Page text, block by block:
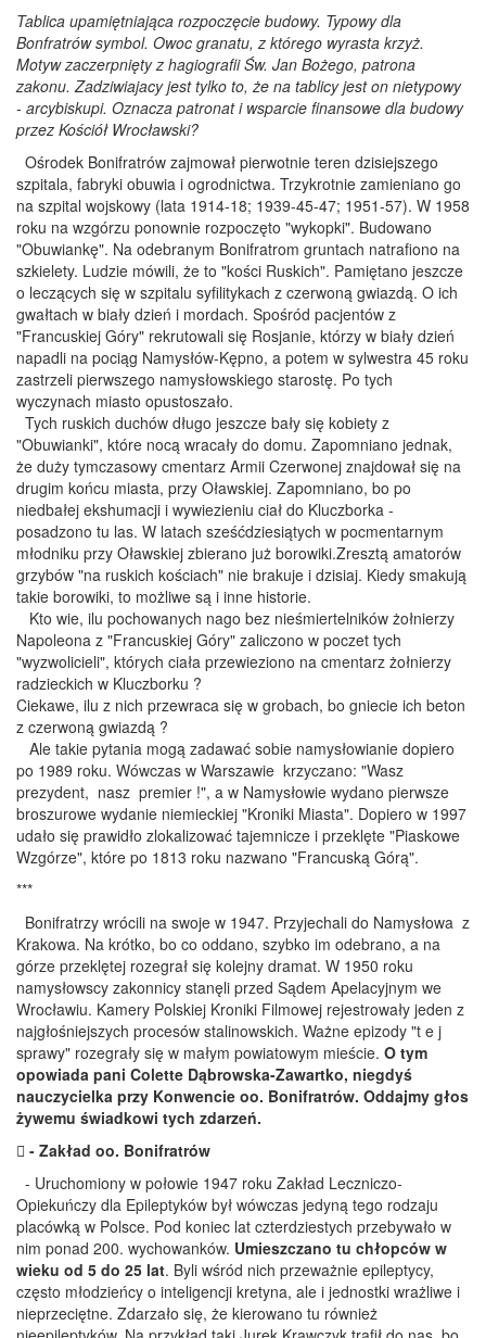
Tablica upamiętniająca rozpoczęcie budowy. Typowy dla
Bonfratrów symbol. Owoc granatu, z którego wyrasta krzyż.
Motyw zaczerpnięty z hagiografii Św. Jan Bożego, patrona
zakonu. Zadziwiajacy jest tylko to, że na tablicy jest on nietypowy
- arcybiskupi. Oznacza patronat i wsparcie finansowe dla budowy
przez Kościół Wrocławski?
Ośrodek Bonifratrów zajmował pierwotnie teren dzisiejszego
szpitala, fabryki obuwia i ogrodnictwa. Trzykrotnie zamieniano go
na szpital wojskowy (lata 1914-18; 1939-45-47; 1951-57). W 1958
roku na wzgórzu ponownie rozpoczęto "wykopki". Budowano
"Obuwiankę". Na odebranym Bonifratrom gruntach natrafiono na
szkielety. Ludzie mówili, że to "kości Ruskich". Pamiętano jeszcze
o leczących się w szpitalu syfilitykach z czerwoną gwiazdą. O ich
gwałtach w biały dzień i mordach. Spośród pacjentów z
"Francuskiej Góry" rekrutowali się Rosjanie, którzy w biały dzień
napadli na pociąg Namysłów-Kępno, a potem w sylwestra 45 roku
zastrzeli pierwszego namysłowskiego starostę. Po tych
wyczynach miasto opustoszało.
Tych ruskich duchów długo jeszcze bały się kobiety z
"Obuwianki", które nocą wracały do domu. Zapomniano jednak,
że duży tymczasowy cmentarz Armii Czerwonej znajdował się na
drugim końcu miasta, przy Oławskiej. Zapomniano, bo po
niedbałej ekshumacji i wywiezieniu ciał do Kluczborka -
posadzono tu las. W latach sześćdziesiątych w pocmentarnym
młodniku przy Oławskiej zbierano już borowiki.Zresztą amatorów
grzybów "na ruskich kościach" nie brakuje i dzisiaj. Kiedy smakują
takie borowiki, to możliwe są i inne historie.
Kto wie, ilu pochowanych nago bez nieśmiertelników żołnierzy
Napoleona z "Francuskiej Góry" zaliczono w poczet tych
"wyzwolicieli", których ciała przewieziono na cmentarz żołnierzy
radzieckich w Kluczborku ?
Ciekawe, ilu z nich przewraca się w grobach, bo gniecie ich beton
z czerwoną gwiazdą ?
Ale takie pytania mogą zadawać sobie namysłowianie dopiero
po 1989 roku. Wówczas w Warszawie krzyczano: "Wasz
prezydent, nasz premier !", a w Namysłowie wydano pierwsze
broszurowe wydanie niemieckiej "Kroniki Miasta". Dopiero w 1997
udało się prawidło zlokalizować tajemnicze i przeklęte "Piaskowe
Wzgórze", które po 1813 roku nazwano "Francuską Górą".
***
Bonifratrzy wrócili na swoje w 1947. Przyjechali do Namysłowa z
Krakowa. Na krótko, bo co oddano, szybko im odebrano, a na
górze przeklętej rozegrał się kolejny dramat. W 1950 roku
namysłowscy zakonnicy stanęli przed Sądem Apelacyjnym we
Wrocławiu. Kamery Polskiej Kroniki Filmowej rejestrowały jeden z
najgłośniejszych procesów stalinowskich. Ważne epizody "t e j
sprawy" rozegrały się w małym powiatowym mieście. O tym
opowiada pani Colette Dąbrowska-Zawartko, niegdyś
nauczycielka przy Konwencie oo. Bonifratrów. Oddajmy głos
żywemu świadkowi tych zdarzeń.
 - Zakład oo. Bonifratrów
- Uruchomiony w połowie 1947 roku Zakład Leczniczo-
Opiekuńczy dla Epileptyków był wówczas jedyną tego rodzaju
placówką w Polsce. Pod koniec lat czterdziestych przebywało w
nim ponad 200. wychowanków. Umieszczano tu chłopców w
wieku od 5 do 25 lat. Byli wśród nich przeważnie epileptycy,
często młodzieńcy o inteligencji kretyna, ale i jednostki wrażliwe i
nieprzeciętne. Zdarzało się, że kierowano tu również